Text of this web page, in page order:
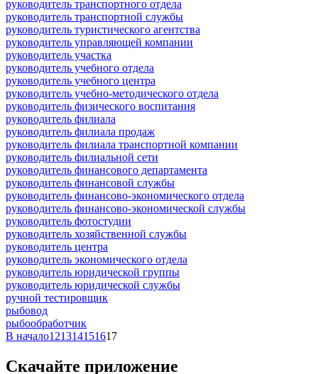
руководитель транспортного отдела
руководитель транспортной службы
руководитель туристического агентства
руководитель управляющей компании
руководитель участка
руководитель учебного отдела
руководитель учебного центра
руководитель учебно-методического отдела
руководитель физического воспитания
руководитель филиала
руководитель филиала продаж
руководитель филиала транспортной компании
руководитель филиальной сети
руководитель финансового департамента
руководитель финансовой службы
руководитель финансово-экономического отдела
руководитель финансово-экономической службы
руководитель фотостудии
руководитель хозяйственной службы
руководитель центра
руководитель экономического отдела
руководитель юридической группы
руководитель юридической службы
ручной тестировщик
рыбовод
рыбообработчик
В начало121314151617
Скачайте приложение